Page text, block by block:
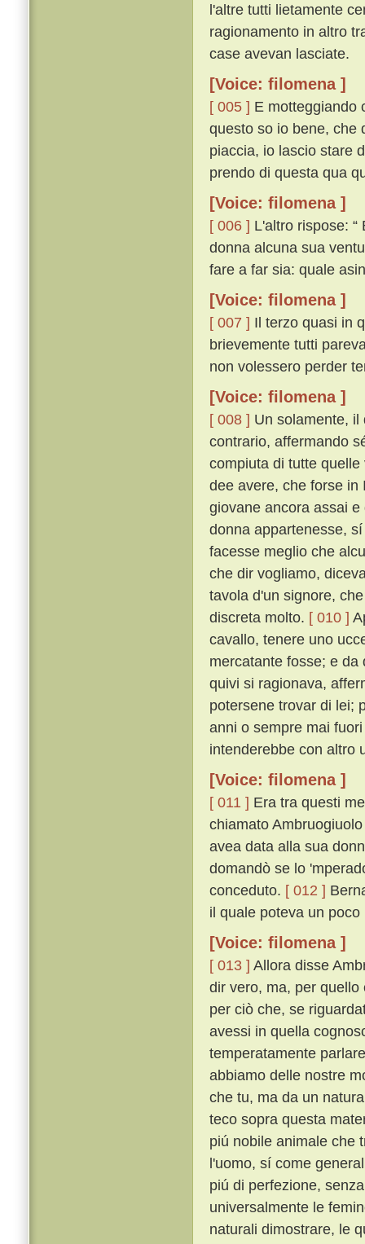
l'altre tutti lietamente
ragionamento in altro
case avevan lasciate.
[Voice: filomena ]
[ 005 ] E motteggiando
questo so io bene, che
piaccia, io lascio stare
prendo di questa qua
[Voice: filomena ]
[ 006 ] L'altro rispose:
donna alcuna sua
fare a far sia: quale
[Voice: filomena ]
[ 007 ] Il terzo quasi in
brievemente tutti
non volessero perder
[Voice: filomena ]
[ 008 ] Un solamente,
contrario, affermando
compiuta di tutte
dee avere, che forse in
giovane ancora assai
donna appartenesse,
facesse meglio che
che dir vogliamo,
tavola d'un signore,
discreta molto. [ 010 ]
cavallo, tenere uno
mercatante fosse; e
quivi si ragionava,
potersene trovar di lei;
anni o sempre mai
intenderebbe con altro
[Voice: filomena ]
[ 011 ] Era tra questi
chiamato
avea data alla sua
domandò se lo
conceduto. [ 012 ]
il quale poteva un
[Voice: filomena ]
[ 013 ] Allora disse
dir vero, ma, per
per ciò che, se
avessi in quella
temperatamente
abbiamo delle nostre
che tu, ma da un
teco sopra questa
piú nobile animale che
l'uomo, sí come
piú di perfezione,
universalmente le
naturali dimostrare, le